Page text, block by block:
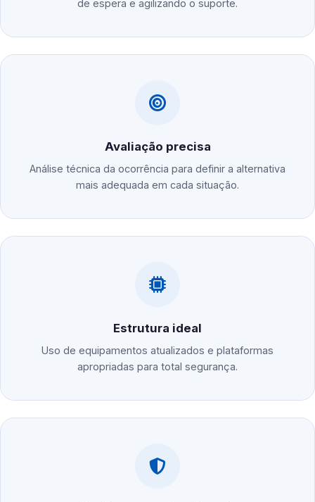
de espera e agilizando o suporte.
Avaliação precisa
Análise técnica da ocorrência para definir a alternativa
mais adequada em cada situação.
Estrutura ideal
Uso de equipamentos atualizados e plataformas
apropriadas para total segurança.